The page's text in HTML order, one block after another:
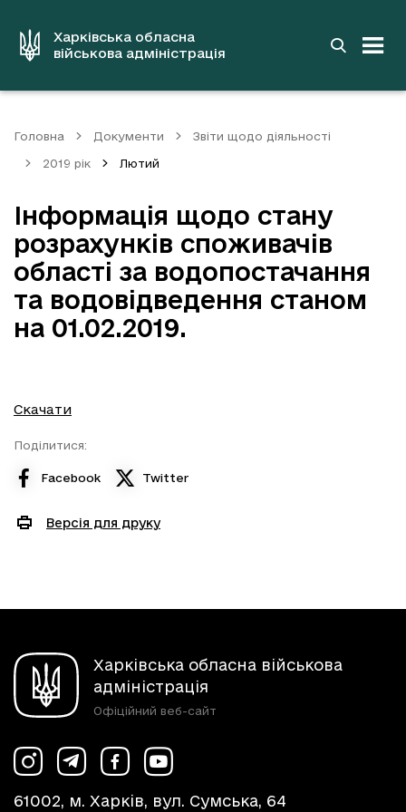
вмістуХарківська обласна
військова адміністрація
Головна Документи Звіти щодо діяльності
2019 рік Лютий
Інформація щодо стану
розрахунків споживачів
області за водопостачання
та водовідведення станом
на 01.02.2019.
Скачати
Поділитися:
Facebook Twitter
Версія для друку
Харківська обласна військова
адміністрація
Офіційний веб-сайт
61002, м. Харків, вул. Сумська, 64